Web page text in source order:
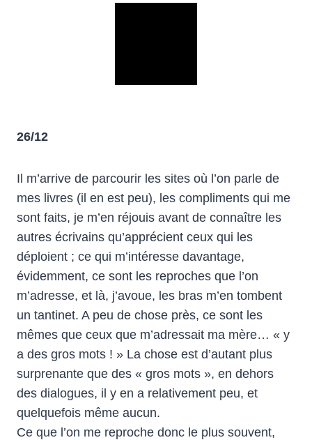
26/12
Il m’arrive de parcourir les sites où l’on parle de
mes livres (il en est peu), les compliments qui me
sont faits, je m’en réjouis avant de connaître les
autres écrivains qu’apprécient ceux qui les
déploient ; ce qui m’intéresse davantage,
évidemment, ce sont les reproches que l’on
m’adresse, et là, j’avoue, les bras m’en tombent
un tantinet. A peu de chose près, ce sont les
mêmes que ceux que m’adressait ma mère… « y
a des gros mots ! » La chose est d’autant plus
surprenante que des « gros mots », en dehors
des dialogues, il y en a relativement peu, et
quelquefois même aucun.
Ce que l’on me reproche donc le plus souvent,